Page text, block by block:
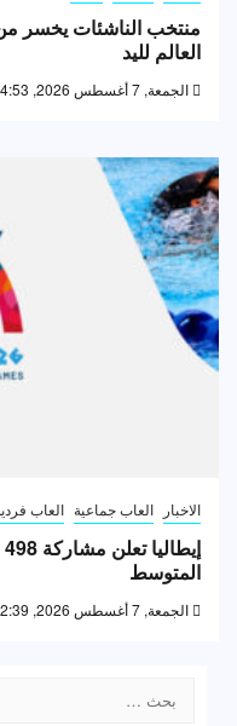
منتخب الناشئات يخسر
العالم لليد
الجمعة, 7 أغسطس 2026, 4:53 م
الاخبار العاب جماعية العاب
المتوسط
الجمعة, 7 أغسطس 2026, 2:39 م
عن: